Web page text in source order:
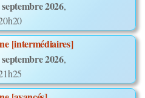
2026,
[intermédiaires]
2026,